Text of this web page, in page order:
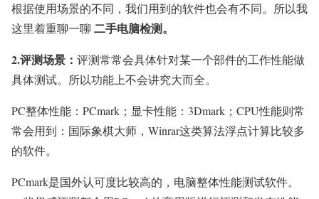
根据使用场景的不同，我们用到的软件也会有不同。所以我
这里着重聊一聊 二手电脑检测。
2.评测场景： 评测常常会具体针对某一个部件的工作性能做
具体测试。所以功能上不会讲究大而全。
PC整体性能：PCmark；显卡性能：3Dmark；CPU性能则常
常会用到：国际象棋大师，Winrar这类算法浮点计算比较多
的软件。
PCmark是国外认可度比较高的，电脑整体性能测试软件。